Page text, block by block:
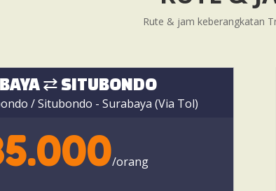
Rute & jam keberangkatan
⇄ SITUBONDO
/ Situbondo - Surabaya (Via Tol)
/orang